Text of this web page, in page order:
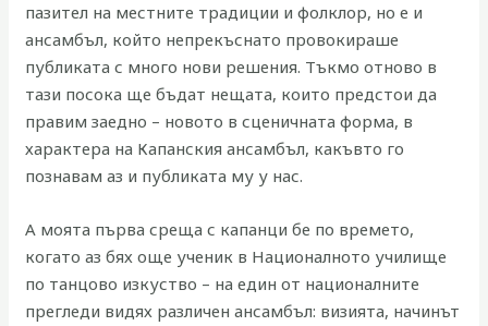
пазител на местните традиции и фолклор, но е и
ансамбъл, който непрекъснато провокираше
публиката с много нови решения. Тъкмо отново в
тази посока ще бъдат нещата, които предстои да
правим заедно – новото в сценичната форма, в
характера на Капанския ансамбъл, какъвто го
познавам аз и публиката му у нас.
А моята първа среща с капанци бе по времето,
когато аз бях още ученик в Националното училище
по танцово изкуство – на един от националните
прегледи видях различен ансамбъл: визията, начинът